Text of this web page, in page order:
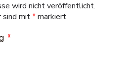
wird nicht veröffentlicht.
sind mit*markiert
*